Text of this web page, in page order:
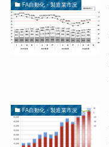
FA自動化・製造業市況
FA自動化・製造業市況